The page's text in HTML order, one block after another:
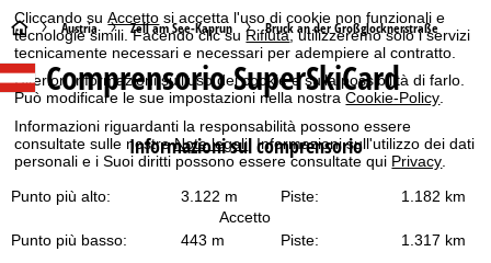
Cliccando suAccetto si accetta l'uso di cookie non funzionali e
tecnologie simili. Facendo clic suRifiuta, utilizzeremo solo i servizi
tecnicamente necessari e necessari per adempiere al contratto.
Ulteriori informazioni sull'uso dei cookie e sulla possibilità di farlo.
Può modificare le sue impostazioni nella nostraCookie-Policy
Informazioni riguardanti la responsabilità possono essere
consultate sulle nostreNote legali. Informazioni sull'utilizzo dei dati
personali e i Suoi diritti possono essere consultate qui Privacy
Accetto
H
o
e
p
a
Austria Zell am See-Kaprun Bruck an der Großglocknerstraße
Comprensorio SuperSkiCard
Informazioni sul comprensorio
Punto più alto: 3.122 m Piste: 1.182 km
Punto più basso: 443 m Piste: 1.317 km